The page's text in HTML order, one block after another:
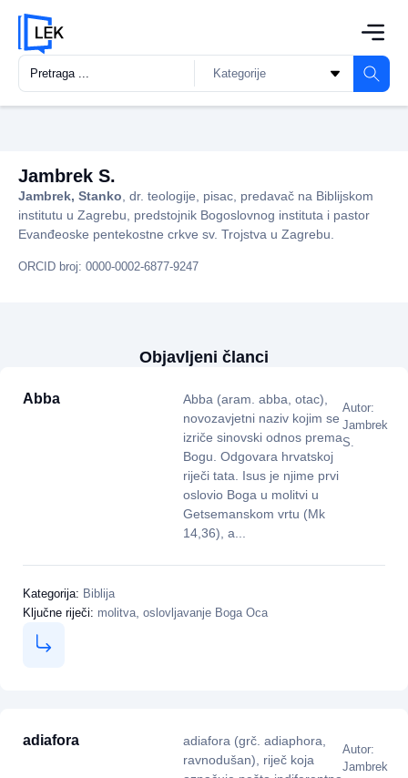
Jambrek S.
Jambrek, Stanko, dr. teologije, pisac, predavač na Biblijskom
institutu u Zagrebu, predstojnik Bogoslovnog instituta i pastor
Evanđeoske pentekostne crkve sv. Trojstva u Zagrebu.
ORCID broj: 0000-0002-6877-9247
Objavljeni članci
Abba
Abba (aram. abba, otac),
novozavjetni naziv kojim se
izriče sinovski odnos prema
Bogu. Odgovara hrvatskoj
riječi tata. Isus je njime prvi
oslovio Boga u molitvi u
Getsemanskom vrtu (Mk
14,36), a...
Autor:
Jambrek
S.
Kategorija: Biblija
Ključne riječi: molitva oslovljavanje Boga Oca
adiafora
adiafora (grč. adiaphora,
ravnodušan), riječ koja
Autor:
Jambrek